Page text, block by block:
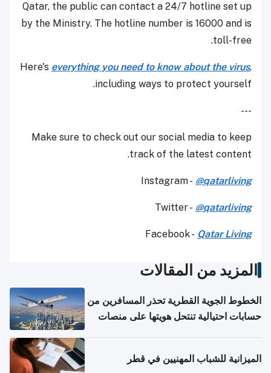
Qatar, the public can contact a 24/7 hotline set up
by the Ministry. The hotline number is 16000 and is
toll-free.
Here's everything you need to know about the virus,
including ways to protect yourself.
---
Make sure to check out our social media to keep
track of the latest content.
Instagram - @qatarliving
Twitter - @qatarliving
Facebook - Qatar Living
المزيد من المقالات
الخطوط الجوية القطرية تحذر المسافرين من
حسابات احتيالية تنتحل هويتها على منصات
الميزانية للشباب المهنيين في قطر